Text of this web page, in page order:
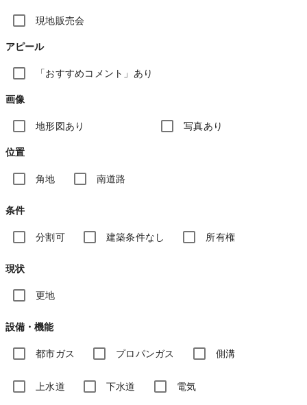
現地販売会
アピール
「おすすめコメント」あり
画像
地形図あり 写真あり
位置
角地 南道路
条件
分割可 建築条件なし 所有権
現状
更地
設備・機能
都市ガス プロパンガス 側溝
上水道 下水道 電気